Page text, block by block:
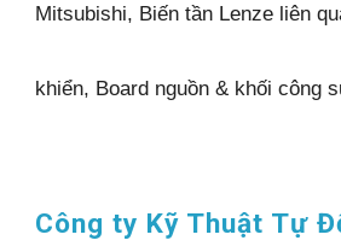
Mitsubishi, Biến tần Lenze liên
khiển, Board nguồn & khối công
Công ty Kỹ Thuật Tự